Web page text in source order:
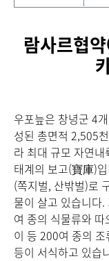
람사르협
우포늪은 창녕군 4
성된 총면적 2,505
라 최대 규모 자연
태계의 보고(寶庫)
(쪽지벌, 산밖벌)로
물이 살고 있습니다
여 종의 식물류와
이 등 200여 종의
등이 서식하고 있습